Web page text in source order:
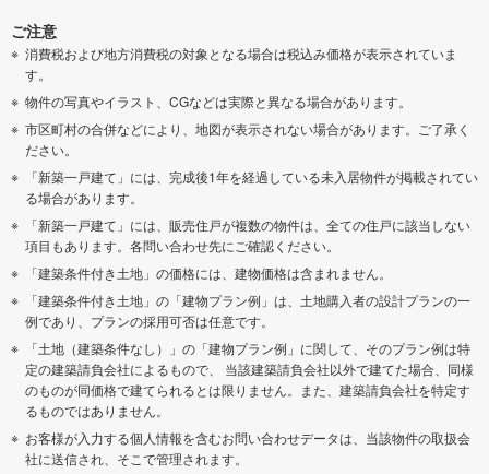
ご注意
消費税および地方消費税の対象となる場合は税込み価格が表示されていま
す。
物件の写真やイラスト、CGなどは実際と異なる場合があります。
市区町村の合併などにより、地図が表示されない場合があります。ご了承く
ださい。
「新築一戸建て」には、完成後1年を経過している未入居物件が掲載されてい
る場合があります。
「新築一戸建て」には、販売住戸が複数の物件は、全ての住戸に該当しない
項目もあります。各問い合わせ先にご確認ください。
「建築条件付き土地」の価格には、建物価格は含まれません。
「建築条件付き土地」の「建物プラン例」は、土地購入者の設計プランの一
例であり、プランの採用可否は任意です。
「土地（建築条件なし）」の「建物プラン例」に関して、そのプラン例は特
定の建築請負会社によるもので、 当該建築請負会社以外で建てた場合、同様
のものが同価格で建てられるとは限りません。また、建築請負会社を特定す
るものではありません。
お客様が入力する個人情報を含むお問い合わせデータは、当該物件の取扱会
社に送信され、そこで管理されます。